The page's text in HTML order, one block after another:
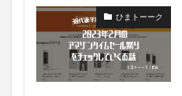
ひまトーーク